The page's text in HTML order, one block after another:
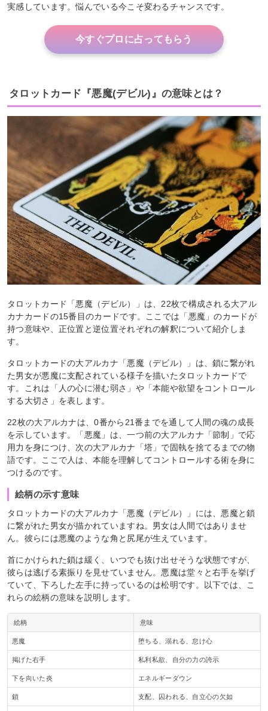
実感しています。悩んでいる今こそ変わるチャンスです。
今すぐプロに占ってもらう
タロットカード『悪魔(デビル)』の意味とは？
タロットカード「悪魔（デビル）」は、22枚で構成される大アル
カナカードの15番目のカードです。ここでは「悪魔」のカードが
持つ意味や、正位置と逆位置それぞれの解釈について紹介しま
す。
タロットカードの大アルカナ「悪魔（デビル）」は、鎖に繋がれ
た男女が悪魔に支配されている様子を描いたタロットカードで
す。これは「人の心に潜む弱さ」や「本能や欲望をコントロール
する大切さ」を表します。
22枚の大アルカナは、0番から21番までを通して人間の魂の成長
を示しています。「悪魔」は、一つ前の大アルカナ「節制」で応
用力を身につけ、次の大アルカナ「塔」で固執を捨てるまでの物
語です。ここで人は、本能を理解してコントロールする術を身に
つけるのです。
絵柄の示す意味
タロットカードの大アルカナ「悪魔（デビル）」には、悪魔と鎖
に繋がれた男女が描かれていますね。男女は人間ではありませ
ん。彼らには悪魔のような角と尻尾が生えています。
首にかけられた鎖は緩く、いつでも抜け出せそうな状態ですが、
彼らは逃げる素振りを見せていません。悪魔は堂々と右手を挙げ
ていて、下ろした左手に持っているのは松明です。以下では、こ
れらの絵柄の意味を説明します。
絵柄 意味
悪魔 堕ちる、溺れる、怠け心
掲げた右手 私利私欲、自分の力の誇示
下を向いた炎 エネルギーダウン
鎖 支配、囚われる、自立心の欠如